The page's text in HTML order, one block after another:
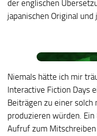
der englischen
japanischen Original und
Niemals hätte ich mir
Interactive Fiction Days
Beiträgen zu einer solch
produzieren würden.
Aufruf zum